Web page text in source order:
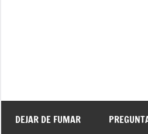
DEJAR DE FUMAR